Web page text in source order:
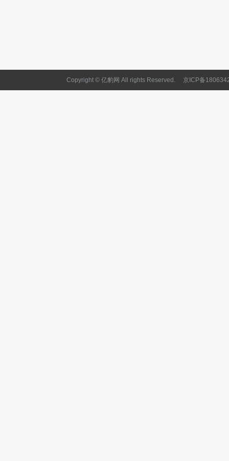
Copyright © 亿豹网 All rights Reserved. 京ICP备